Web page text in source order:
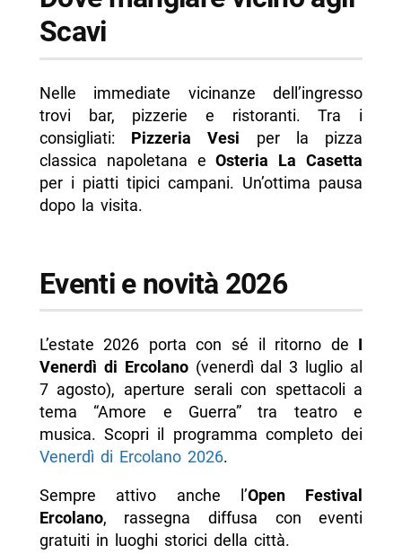
Scavi
Nelle immediate vicinanze dell’ingresso
trovi bar, pizzerie e ristoranti. Tra i
consigliati: Pizzeria Vesi per la pizza
classica napoletana eOsteria La Casetta
per i piatti tipici campani. Un’ottima pausa
dopo la visita.
Eventi e novità 2026
L’estate 2026 porta con sé il ritorno de I
Venerdì di Ercolano(venerdì dal 3 luglio al
7 agosto), aperture serali con spettacoli a
tema “Amore e Guerra” tra teatro e
musica. Scopri il programma completo dei
Venerdì di Ercolano 2026.
Sempre attivo anche l’Open Festival
Ercolano, rassegna diffusa con eventi
gratuiti in luoghi storici della città.